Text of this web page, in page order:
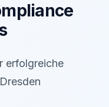
erfolgreiche